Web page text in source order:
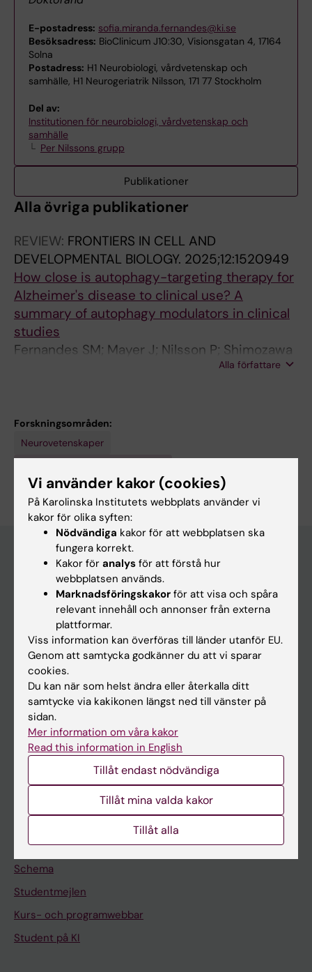
E-postadress: sofia.miranda.fernandes@ki.se
Besöksadress: BioClinicum J10:30, Visionsgatan 4, 17164
Solna
Postadress: H1 Neurobiologi, vårdvetenskap och
samhälle, H1 Neurogeriatrik Nilsson, 171 77 Stockholm
Del av:
Institutionen för neurobiologi, vårdvetenskap och
samhälle
Per Nilssons grupp
Publikationer
Alla övriga publikationer
REVIEW: FRONTIERS IN CELL AND
DEVELOPMENTAL BIOLOGY. 2025;12:1520949
How close is autophagy-targeting therapy for
Alzheimer's disease to clinical use? A
summary of autophagy modulators in clinical
studies
Fernandes SM; Mayer J; Nilsson P; Shimozawa
Alla författare
Forskningsområden:
Neurovetenskaper
Redigera din profil
Huvudmeny
Utbildning
Forskarutbildning
Forskning
Om KI
På gång
Nyheter
Canvas
Schema
Studentmejlen
Kurs- och programwebbar
Student på KI
Vi använder kakor (cookies)
På Karolinska Institutets webbplats använder vi
kakor för olika syften:
Nödvändiga kakor för att webbplatsen ska
fungera korrekt.
Kakor för analys för att förstå hur
webbplatsen används.
Marknadsföringskakor för att visa och spåra
relevant innehåll och annonser från externa
plattformar.
Viss information kan överföras till länder utanför EU.
Genom att samtycka godkänner du att vi sparar
cookies.
Du kan när som helst ändra eller återkalla ditt
samtycke via kakikonen längst ned till vänster på
sidan.
Mer information om våra kakor
Read this information in English
Tillåt endast nödvändiga
Tillåt mina valda kakor
Tillåt alla